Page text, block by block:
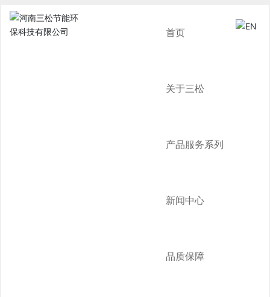
首页
关于三松
产品服务系列
新闻中心
品质保障